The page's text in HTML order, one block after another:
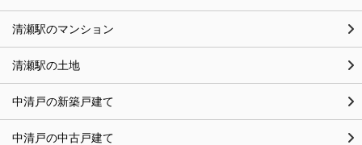
清瀬駅のマンション
清瀬駅の土地
中清戸の新築戸建て
中清戸の中古戸建て